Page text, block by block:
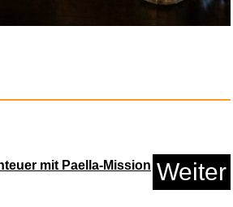
Anzeige
mit Paella-Mission Weiter